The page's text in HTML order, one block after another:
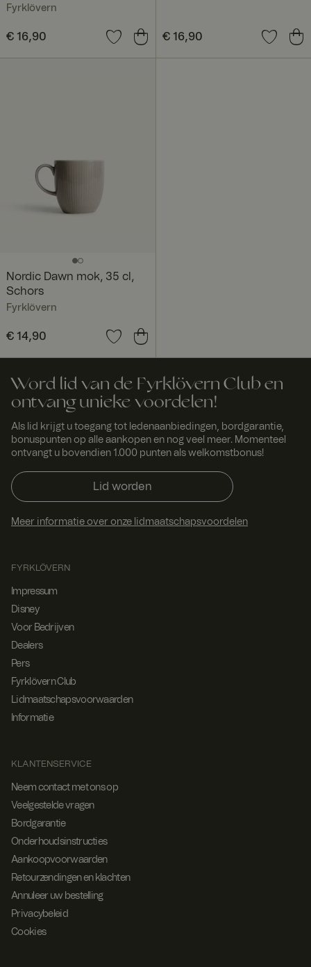
Fyrklövern
Prijs:€ 16,90
€ 16,90 Prijs:€ 16,90
€ 16,90
Nordic Dawn mok, 35 cl,
Schors
Fyrklövern
Prijs:€ 14,90
€ 14,90
Word lid van de Fyrklövern Club en
ontvang unieke voordelen!
Als lid krijgt u toegang tot ledenaanbiedingen, bordgarantie,
bonuspunten op alle aankopen en nog veel meer. Momenteel
ontvangt u bovendien 1.000 punten als welkomstbonus!
Lid worden
Meer informatie over onze lidmaatschapsvoordelen
FYRKLÖVERN
Impressum
Disney
Voor Bedrijven
Dealers
Pers
Fyrklövern Club
Lidmaatschapsvoorwaarden
Informatie
KLANTENSERVICE
Neem contact met ons op
Veelgestelde vragen
Bordgarantie
Onderhoudsinstructies
Aankoopvoorwaarden
Retourzendingen en klachten
Annuleer uw bestelling
Privacybeleid
Cookies